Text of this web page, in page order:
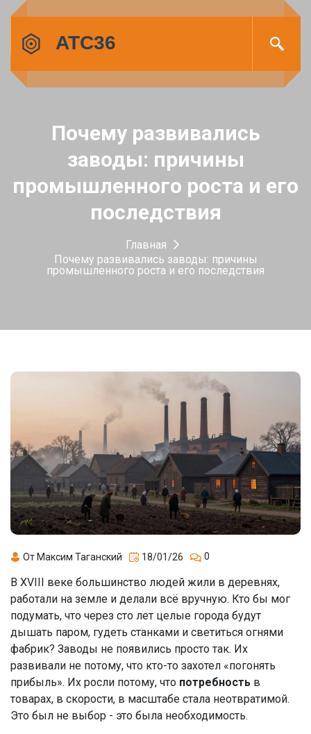
Почему развивались
заводы: причины
промышленного роста и его
последствия
Главная
Почему развивались заводы: причины
промышленного роста и его последствия
От Максим Таганский 18/01/26 0
В XVIII веке большинство людей жили в деревнях,
работали на земле и делали всё вручную. Кто бы мог
подумать, что через сто лет целые города будут
дышать паром, гудеть станками и светиться огнями
фабрик? Заводы не появились просто так. Их
развивали не потому, что кто-то захотел «погонять
прибыль». Их росли потому, что потребность в
товарах, в скорости, в масштабе стала неотвратимой.
Это был не выбор - это была необходимость.